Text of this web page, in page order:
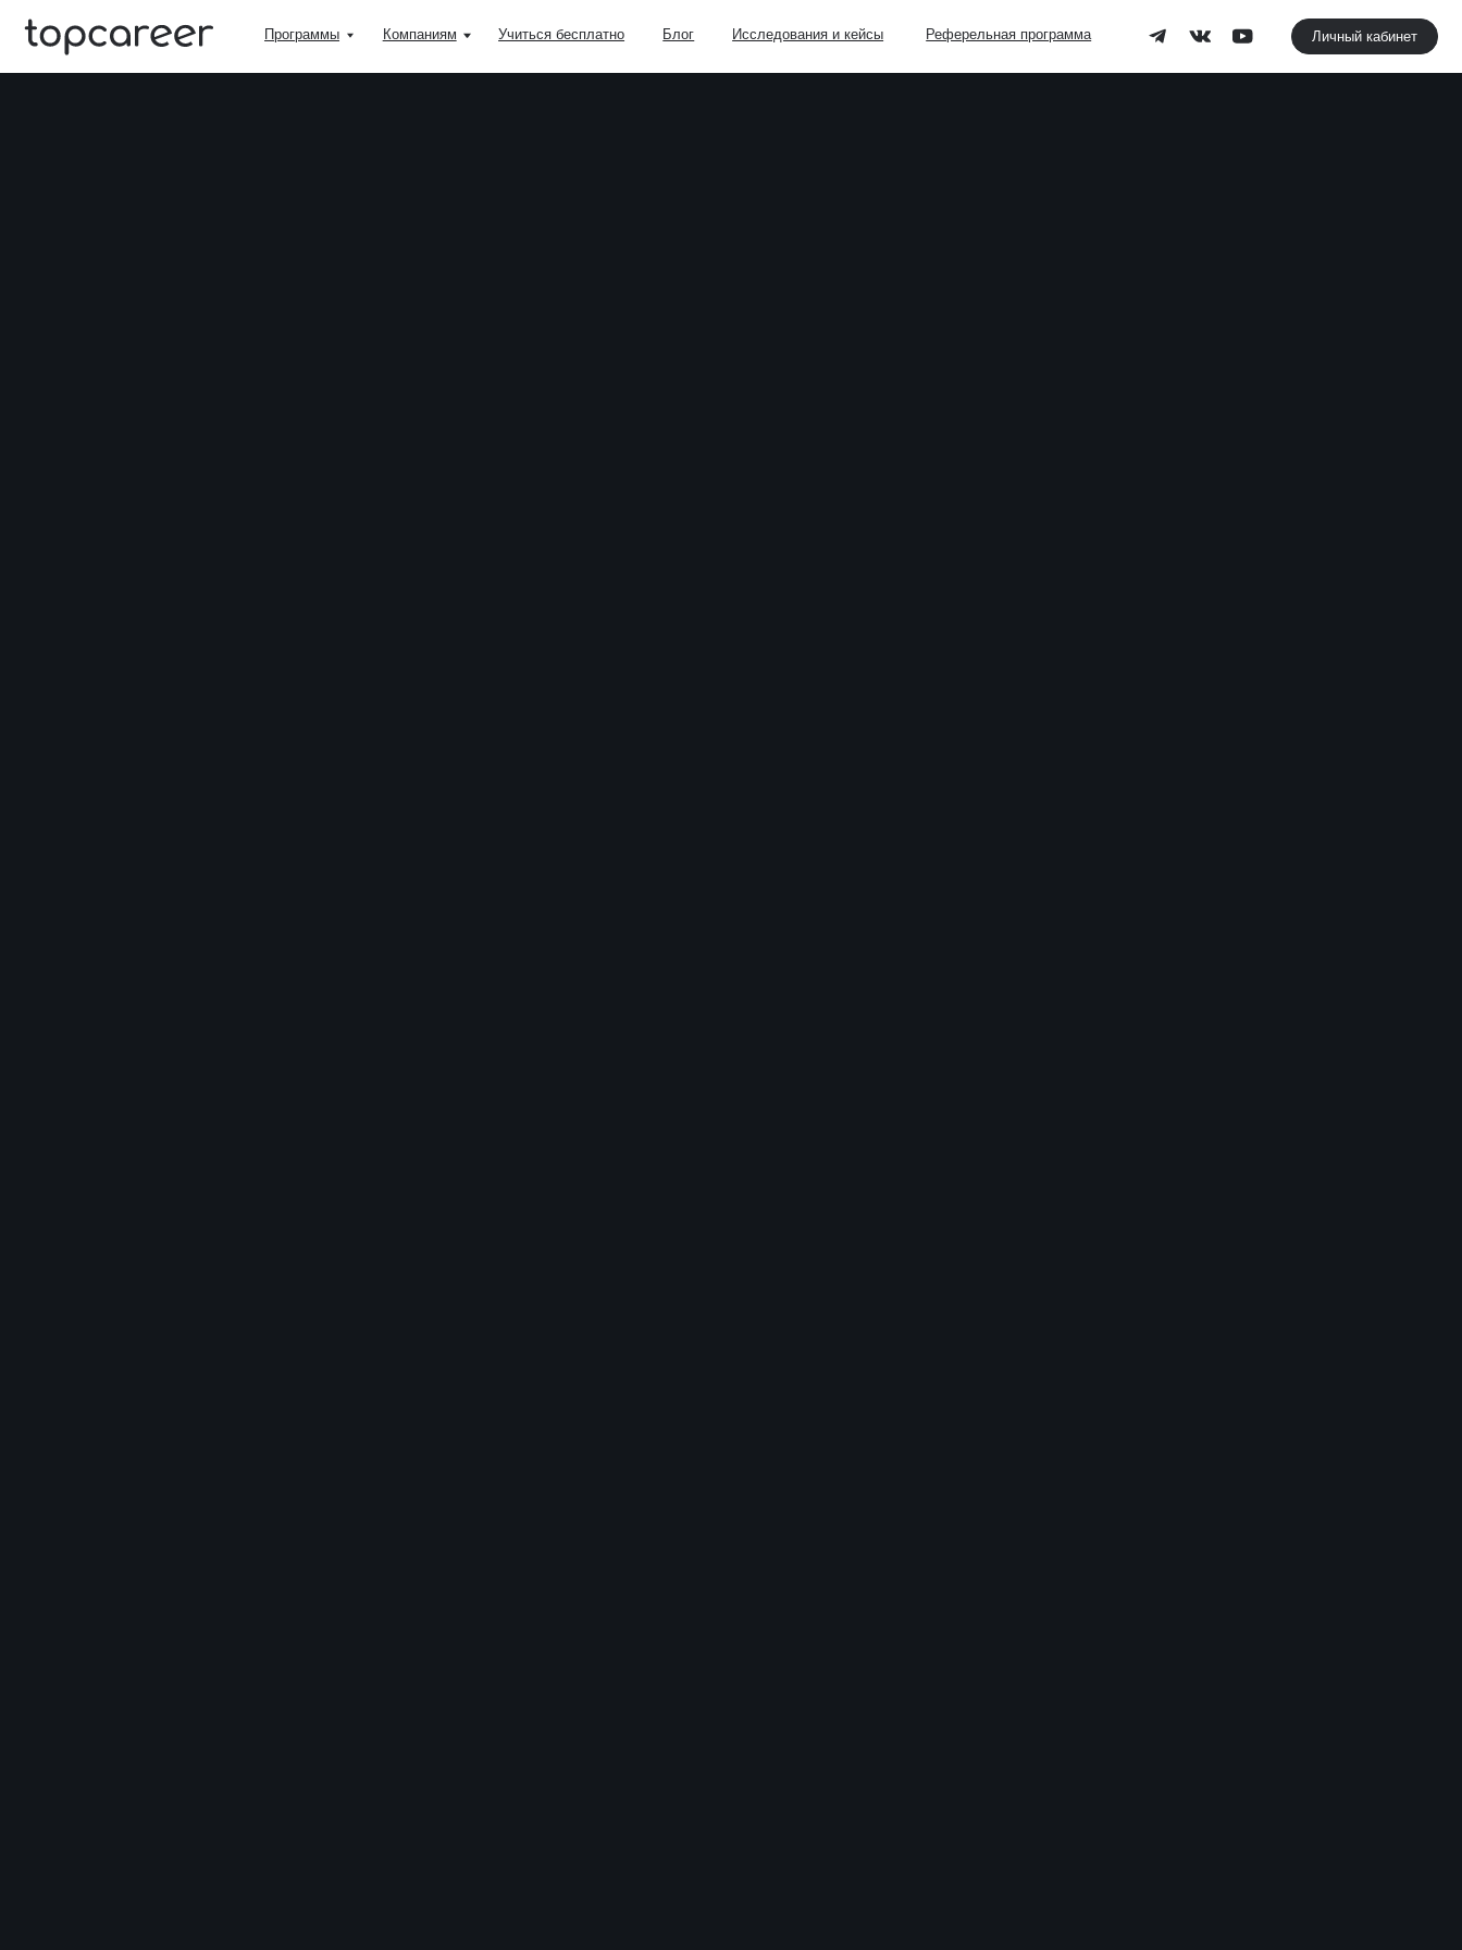
Программы Компаниям Реферельная программа
Исследования и кейсы
Блог Личный кабинет
Учиться бесплатно